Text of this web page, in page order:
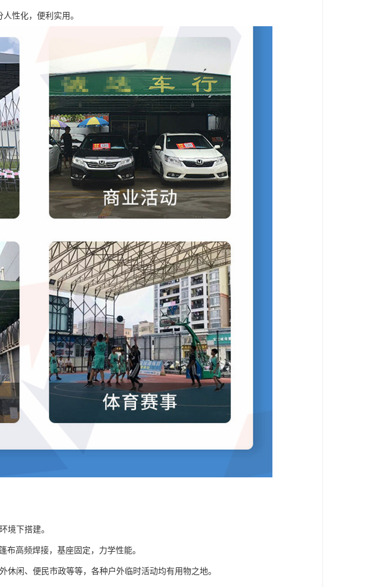
性化，便利实用。
境下搭建。
布高频焊接，基座固定，力学性能。
闲、便民市政等等，各种户外临时活动均有用物之地。